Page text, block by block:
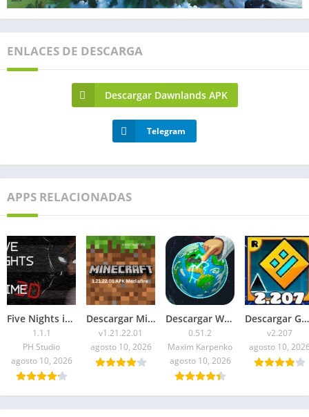
ENLACES DE DESCARGA
Descargar Dawnlands APK
Telegram
APPS RELACIONADAS
Five Nights in Anime 3D APK 2026 para Android
1.1.1
PH Studio
agosto 10, 2026
Descargar Minecraft 1.21.22.01 APK Mediafire
v1.21.22.01
agosto 10, 2026
Descargar WorldBox Premium APK Todo Desbloqueado 2026
0.51.2
Maxim Karpenko
agosto 10, 2026
Descargar Geometry Dash 2.207 APK 2026 Todo Desbloqueado
v2.207
agosto 10,